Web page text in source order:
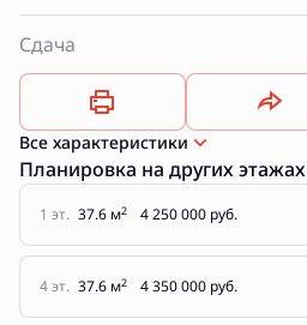
Сдача
Все характеристики
Планировка на других этажах
1 эт. 37.6 м2 4 250 000 руб.
4 эт. 37.6 м2 4 350 000 руб.